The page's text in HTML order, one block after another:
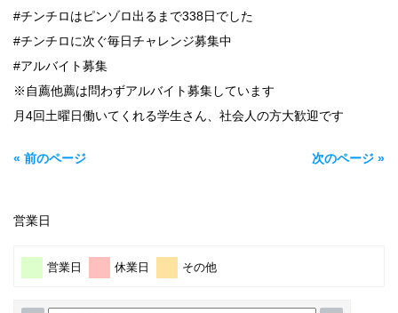
#チンチロはピンゾロ出るまで338日でした
#チンチロに次ぐ毎日チャレンジ募集中
#アルバイト募集
※自薦他薦は問わずアルバイト募集しています
月4回土曜日働いてくれる学生さん、社会人の方大歓迎です
« 前のページ 次のページ »
営業日
営業日 休業日 その他